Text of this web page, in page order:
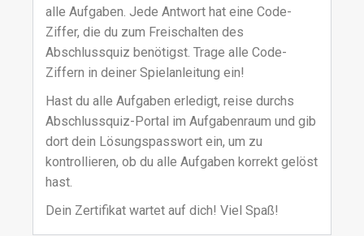
alle Aufgaben. Jede Antwort hat eine Code-
Ziffer, die du zum Freischalten des
Abschlussquiz benötigst. Trage alle Code-
Ziffern in deiner Spielanleitung ein!
Hast du alle Aufgaben erledigt, reise durchs
Abschlussquiz-Portal im Aufgabenraum und gib
dort dein Lösungspasswort ein, um zu
kontrollieren, ob du alle Aufgaben korrekt gelöst
hast.
Dein Zertifikat wartet auf dich! Viel Spaß!